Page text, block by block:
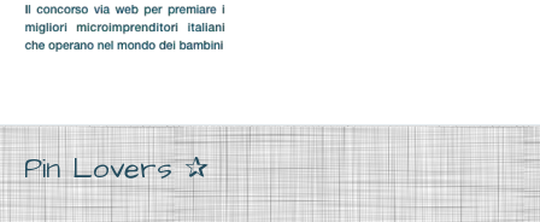
Pin Lovers ✰